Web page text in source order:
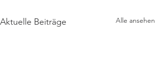
Aktuelle Beiträge Alle ansehen